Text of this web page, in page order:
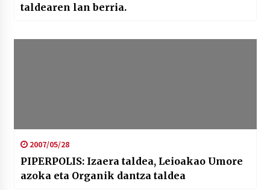
taldearen lan berria.
2007/05/28
PIPERPOLIS: Izaera taldea, Leioakao Umore
azoka eta Organik dantza taldea